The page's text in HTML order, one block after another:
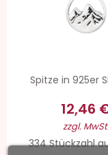
Spitze in 925er
12,46
zzgl.
334 Stückzahl